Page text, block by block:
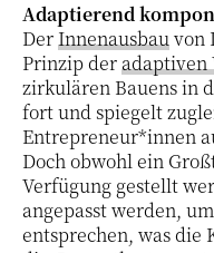
Adaptierend
DerInnenausbauvon
Prinzip deradaptiven
zirkulären Bauens in
fort und spiegelt
Entrepreneur*innen
Doch obwohl ein
Verfügung gestellt
angepasst werden,
entsprechen, was die